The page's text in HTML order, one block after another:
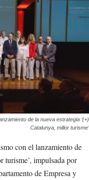
de la nueva estrategia ‘(+)
Catalunya, millor turisme’
con el lanzamiento de
turisme’, impulsada por
de Empresa y